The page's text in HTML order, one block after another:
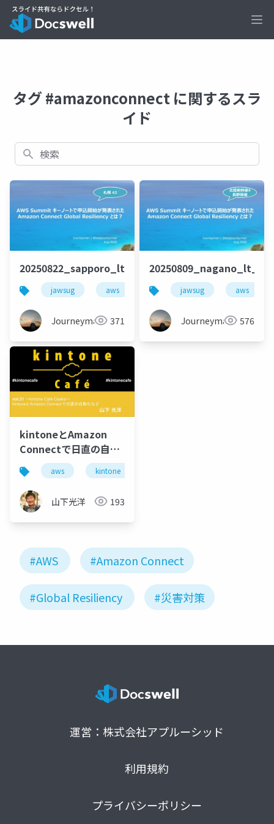
タグ #amazonconnect に関するスラ
イド
検索
20250822_sapporo_lt_beajouneyman
jawsug aws amazonconnect acgr
Journeyman 371
jawsug aws
Journeyman 576
kintoneとAmazon
Connectで日直の自動
化など aws kintone
山下光洋 193
#AWS #Amazon Connect
#Global Resiliency #災害対策
運営：株式会社アプルーシッド
利用規約
プライバシーポリシー